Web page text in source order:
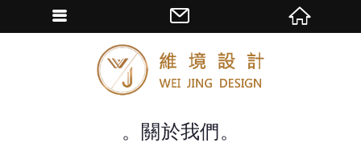
關於我們